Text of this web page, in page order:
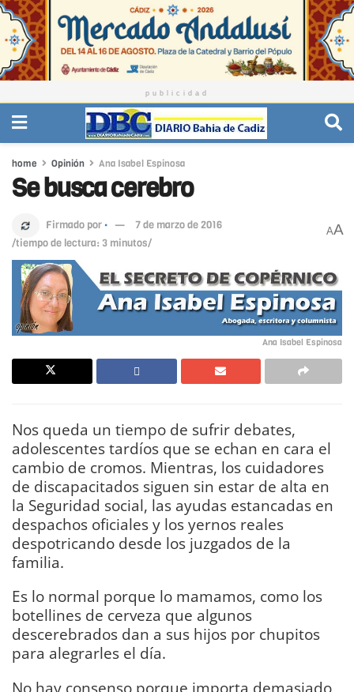
publicidad
home Opinión Ana Isabel Espinosa
Se busca cerebro
Firmado por ·
7 de marzo de 2016
/tiempo de lectura: 3 minutos/
AA
Ana Isabel Espinosa
Nos queda un tiempo de sufrir debates,
adolescentes tardíos que se echan en cara el
cambio de cromos. Mientras, los cuidadores
de discapacitados siguen sin estar de alta en
la Seguridad social, las ayudas estancadas en
despachos oficiales y los yernos reales
despotricando desde los juzgados de la
familia.
Es lo normal porque lo mamamos, como los
botellines de cerveza que algunos
descerebrados dan a sus hijos por chupitos
para alegrarles el día.
No hay consenso porque importa demasiado